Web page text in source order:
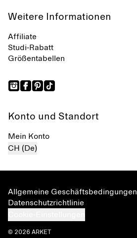
Weitere Informationen
Affiliate
Studi-Rabatt
Größentabellen
Konto und Standort
Mein Konto
CH (De)
Allgemeine Geschäftsbedingungen
Datenschutzrichtlinie
© 2026 ARKET